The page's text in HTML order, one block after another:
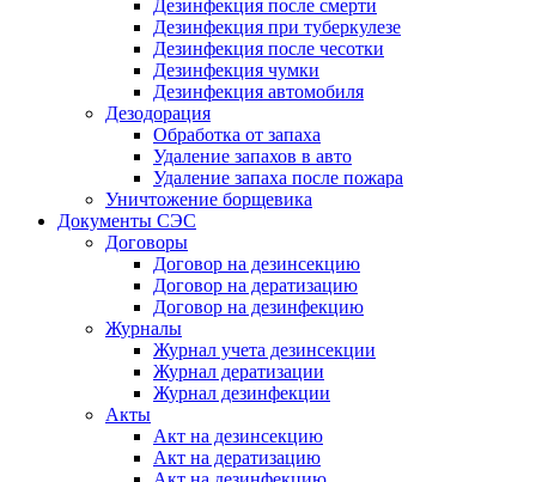
Дезинфекция после смерти
Дезинфекция при туберкулезе
Дезинфекция после чесотки
Дезинфекция чумки
Дезинфекция автомобиля
Дезодорация
Обработка от запаха
Удаление запахов в авто
Удаление запаха после пожара
Уничтожение борщевика
Документы СЭС
Договоры
Договор на дезинсекцию
Договор на дератизацию
Договор на дезинфекцию
Журналы
Журнал учета дезинсекции
Журнал дератизации
Журнал дезинфекции
Акты
Акт на дезинсекцию
Акт на дератизацию